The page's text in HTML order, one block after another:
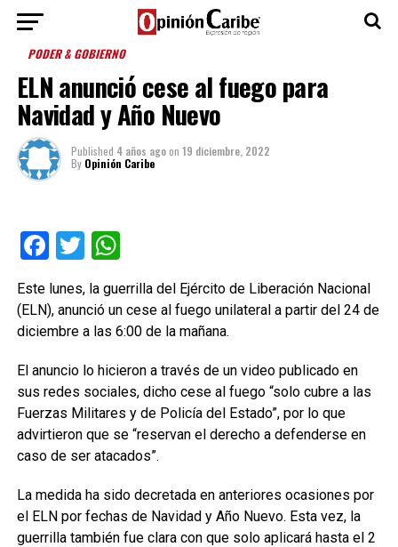
PODER & GOBIERNO
ELN anunció cese al fuego para
Navidad y Año Nuevo
Published 4 años agoon 19 diciembre, 2022
By Opinión Caribe
Facebook
TwitterWhatsApp
Este lunes, la guerrilla del Ejército de Liberación Nacional
(ELN), anunció un cese al fuego unilateral a partir del 24 de
diciembre a las 6:00 de la mañana.
El anuncio lo hicieron a través de un video publicado en
sus redes sociales, dicho cese al fuego “solo cubre a las
Fuerzas Militares y de Policía del Estado”, por lo que
advirtieron que se “reservan el derecho a defenderse en
caso de ser atacados”.
La medida ha sido decretada en anteriores ocasiones por
el ELN por fechas de Navidad y Año Nuevo. Esta vez, la
guerrilla también fue clara con que solo aplicará hasta el 2